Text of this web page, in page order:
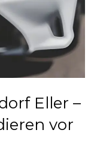
Eller –
vor